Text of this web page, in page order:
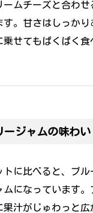
ームチーズと合わ
す。甘さはしっか
乗せてもぱくぱく
ージャムの味わい
トに比べると、ブ
ムになっています
果汁がじゅわっと